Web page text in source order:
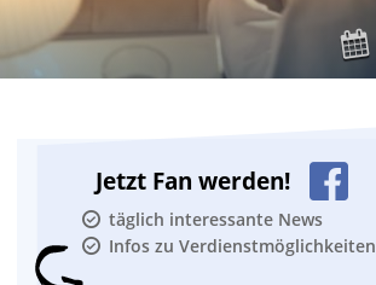
Jetzt Fan werden!
täglich interessante News
Infos zu Verdienstmöglichkeiten